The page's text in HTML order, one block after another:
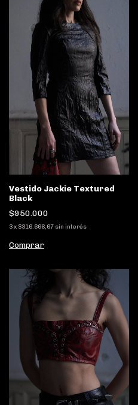
Vestido Jackie Textured
Black
$950.000
3x $316.666,67 sin interés
Comprar